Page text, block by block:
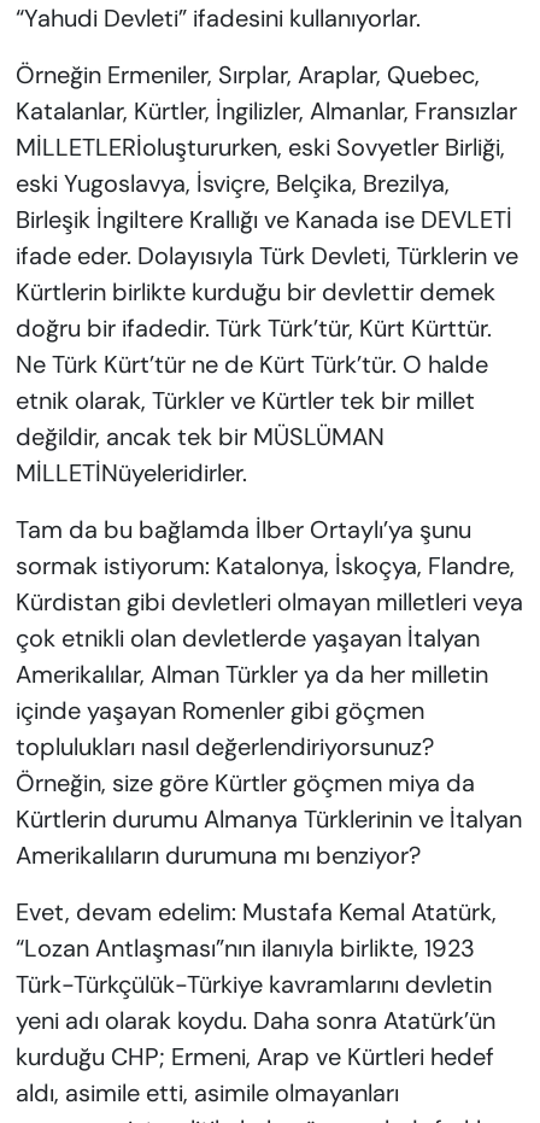
“Yahudi Devleti” ifadesini kullanıyorlar.
Örneğin Ermeniler, Sırplar, Araplar, Quebec,
Katalanlar, Kürtler, İngilizler, Almanlar, Fransızlar
MİLLETLERİoluştururken, eski Sovyetler Birliği,
eski Yugoslavya, İsviçre, Belçika, Brezilya,
Birleşik İngiltere Krallığı ve Kanada ise DEVLETİ
ifade eder. Dolayısıyla Türk Devleti, Türklerin ve
Kürtlerin birlikte kurduğu bir devlettir demek
doğru bir ifadedir. Türk Türk’tür, Kürt Kürttür.
Ne Türk Kürt’tür ne de Kürt Türk’tür. O halde
etnik olarak, Türkler ve Kürtler tek bir millet
değildir, ancak tek bir MÜSLÜMAN
MİLLETİNüyeleridirler.
Tam da bu bağlamda İlber Ortaylı’ya şunu
sormak istiyorum: Katalonya, İskoçya, Flandre,
Kürdistan gibi devletleri olmayan milletleri veya
çok etnikli olan devletlerde yaşayan İtalyan
Amerikalılar, Alman Türkler ya da her milletin
içinde yaşayan Romenler gibi göçmen
toplulukları nasıl değerlendiriyorsunuz?
Örneğin, size göre Kürtler göçmen miya da
Kürtlerin durumu Almanya Türklerinin ve İtalyan
Amerikalıların durumuna mı benziyor?
Evet, devam edelim: Mustafa Kemal Atatürk,
“Lozan Antlaşması”nın ilanıyla birlikte, 1923
Türk-Türkçülük-Türkiye kavramlarını devletin
yeni adı olarak koydu. Daha sonra Atatürk’ün
kurduğu CHP; Ermeni, Arap ve Kürtleri hedef
aldı, asimile etti, asimile olmayanları